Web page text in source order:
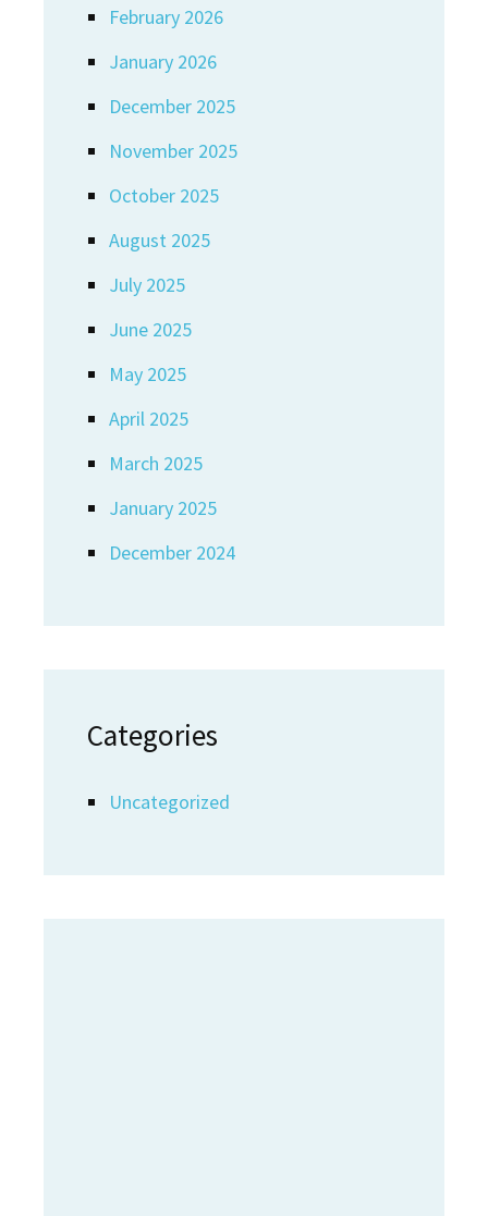
February 2026
January 2026
December 2025
November 2025
October 2025
August 2025
July 2025
June 2025
May 2025
April 2025
March 2025
January 2025
December 2024
Categories
Uncategorized